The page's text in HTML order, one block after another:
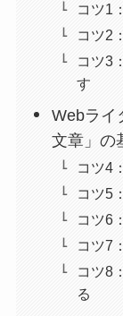
コツ1
コツ2
コツ3
す
Webライ
文章」の
コツ4
コツ5
コツ6
コツ7
コツ8
る